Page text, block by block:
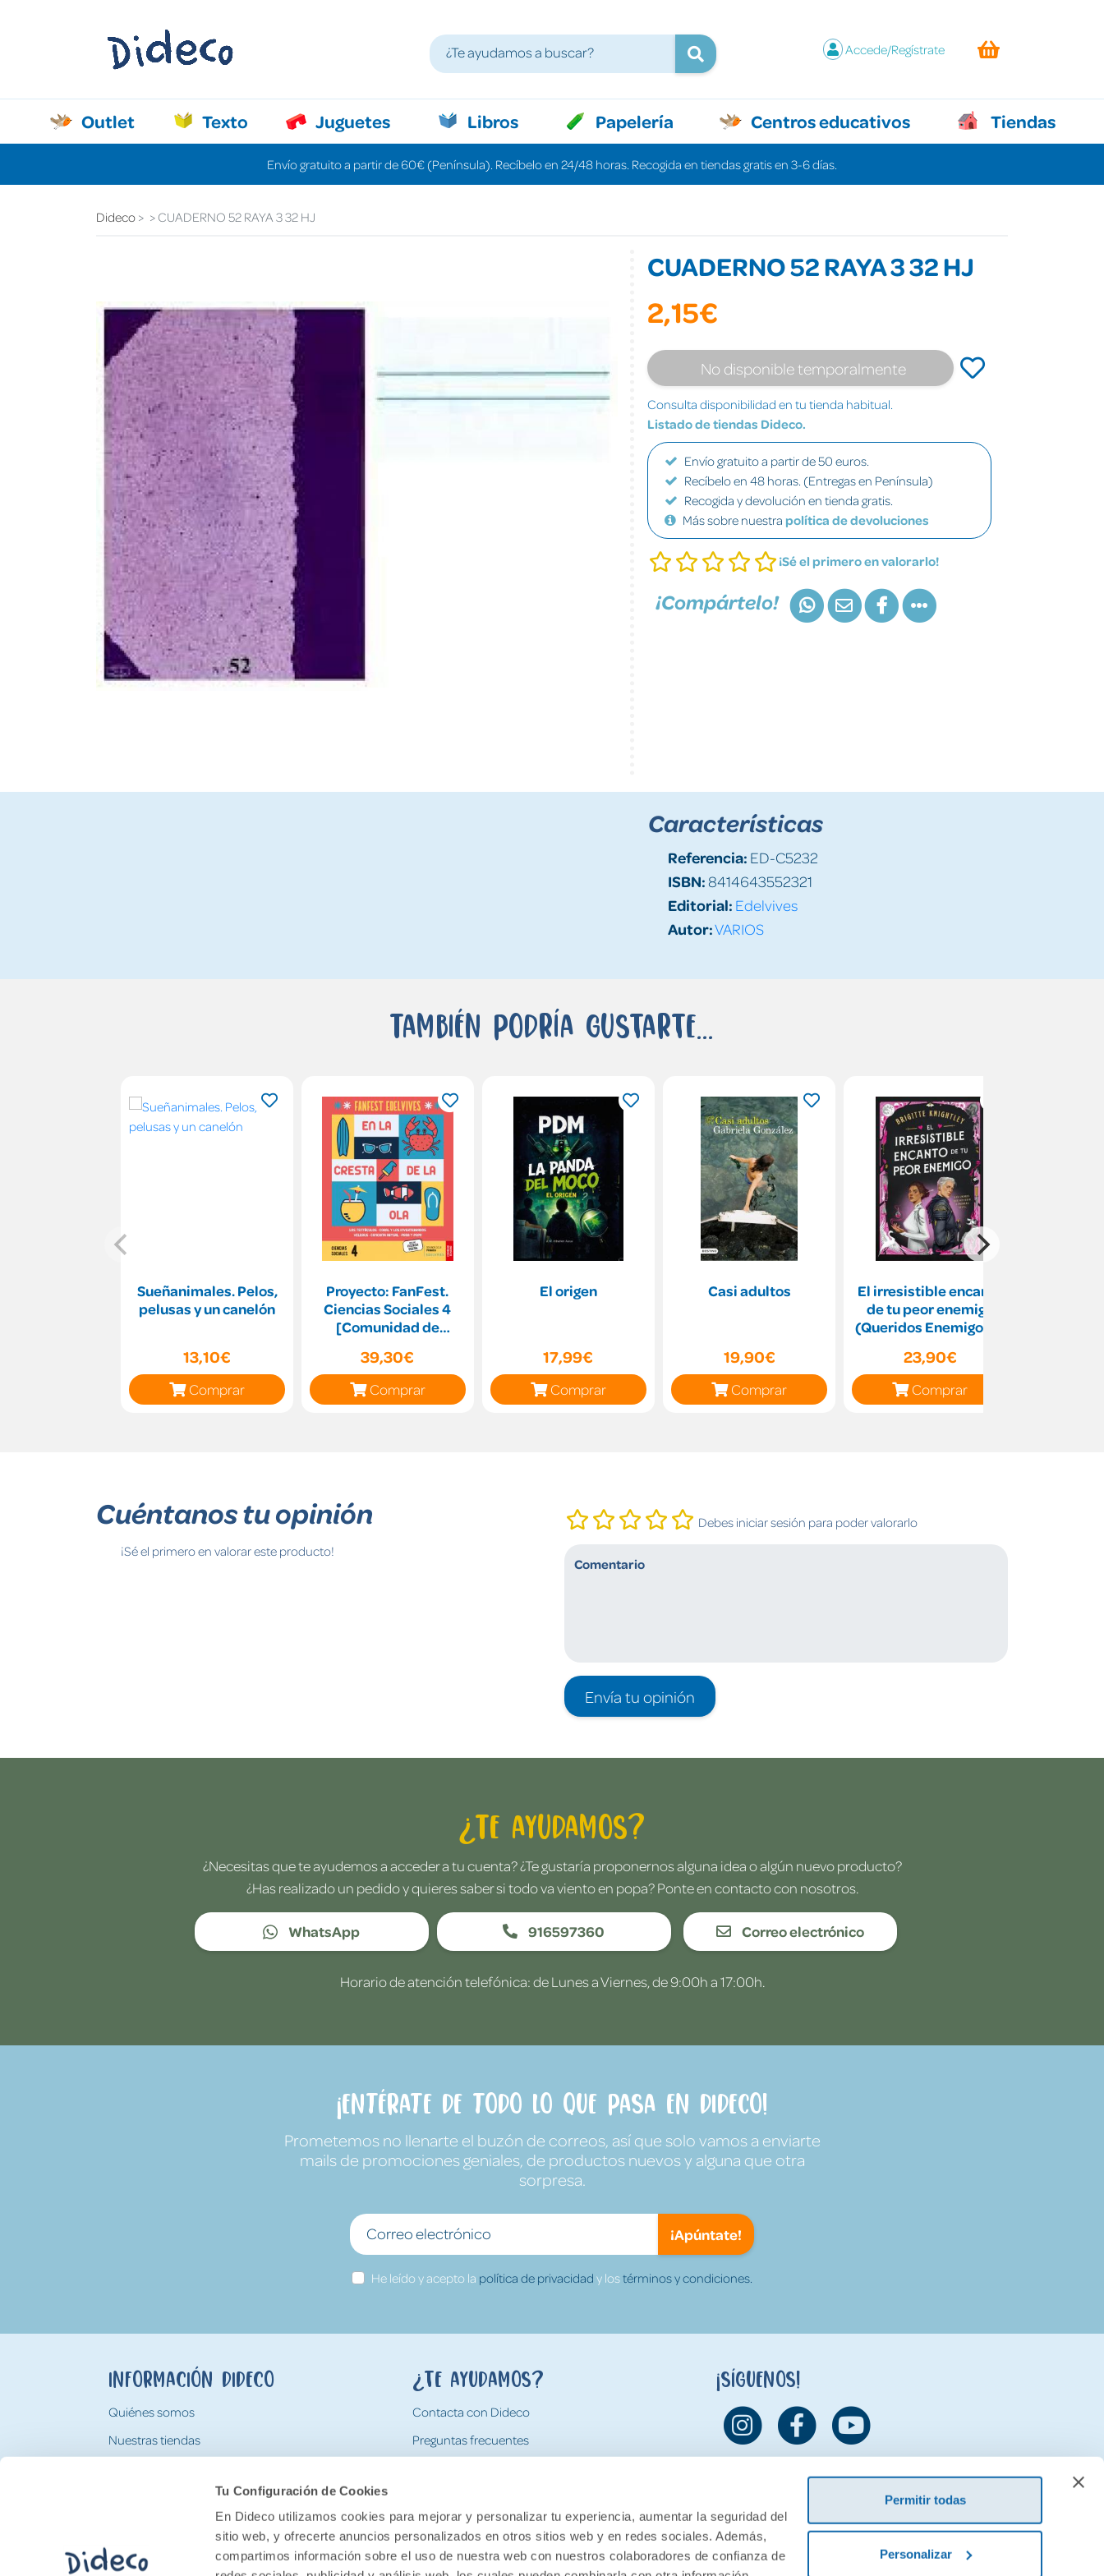
Tu Configuración de Cookies
En Dideco utilizamos cookies para mejorar y personalizar tu experiencia, aumentar la seguridad del
sitio web, y ofrecerte anuncios personalizados en otros sitios web y en redes sociales. Además,
compartimos información sobre el uso de nuestra web con nuestros colaboradores de confianza de
Permitir todas
Personalizar
Accede/Regístrate
Outlet Texto Juguetes Libros Papelería Centros educativos Tiendas
Envío gratuito a partir de 60€ (Península). Recíbelo en 24/48 horas. Recogida en tiendas gratis en 3-6 días.
Dideco CUADERNO 52 RAYA 3 32 HJ
CUADERNO 52 RAYA 3 32 HJ
2,15€
No disponible temporalmente
Consulta disponibilidad en tu tienda habitual.
Listado de tiendas Dideco.
Envío gratuito a partir de 50 euros.
Recíbelo en 48 horas. (Entregas en Península)
Recogida y devolución en tienda gratis.
Más sobre nuestra política de devoluciones
¡Sé el primero en valorarlo!
¡Compártelo!
Características
Referencia: ED-C5232
ISBN:8414643552321
Editorial: Edelvives
Autor:VARIOS
También podría gustarte...
Sueñanimales. Pelos,
pelusas y un canelón
13,10€
Comprar
Proyecto: FanFest.
Ciencias Sociales 4
[Comunidad de
39,30€
Comprar
El origen
17,99€
Comprar
Casi adultos
19,90€
Comprar
El irresistible encanto
de tu peor enemigo
(Queridos Enemigos 1)
23,90€
Comprar
Cuéntanos tu opinión
¡Sé el primero en valorar este producto!
Debes iniciar sesión para poder valorarlo
Envía tu opinión
¿Te ayudamos?
¿Necesitas que te ayudemos a acceder a tu cuenta? ¿Te gustaría proponernos alguna idea o algún nuevo producto?
¿Has realizado un pedido y quieres saber si todo va viento en popa? Ponte en contacto con nosotros.
WhatsApp 916597360 Correo electrónico
Horario de atención telefónica: de Lunes a Viernes, de 9:00h a 17:00h.
¡Entérate de todo lo que pasa en Dideco!
Prometemos no llenarte el buzón de correos, así que solo vamos a enviarte
mails de promociones geniales, de productos nuevos y alguna que otra
sorpresa.
¡Apúntate!
He leído y acepto la política de privacidad y lostérminos y condiciones.
Información Dideco
Quiénes somos
Nuestras tiendas
Tarjeta Regalo Dideco
¿Te ayudamos?
Contacta con Dideco
Preguntas frecuentes
Devoluciones
¡Síguenos!